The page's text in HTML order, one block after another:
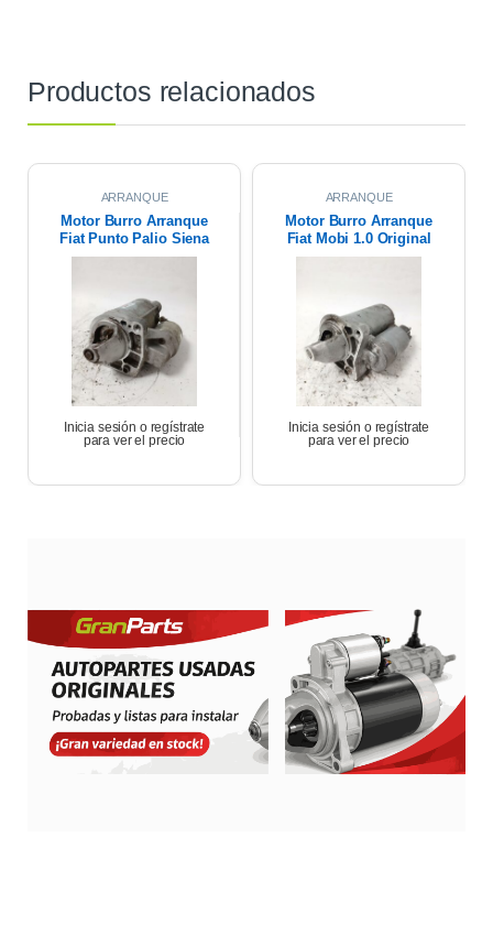
Productos relacionados
ARRANQUE
Motor Burro Arranque
Fiat Punto Palio Siena
1.4 Fire Original
Inicia sesión o regístrate
para ver el precio
ARRANQUE
Motor Burro Arranque
Fiat Mobi 1.0 Original
Inicia sesión o regístrate
para ver el precio